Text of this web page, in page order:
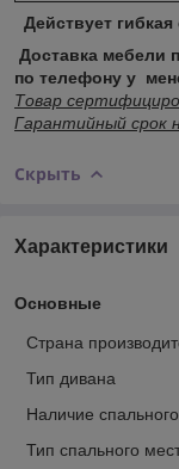
Действует
Доставка мебели
по телефону у
Товар
Гарантийный срок
Скрыть
Характеристики
Основные
Страна
Тип дивана
Наличие
Тип спального